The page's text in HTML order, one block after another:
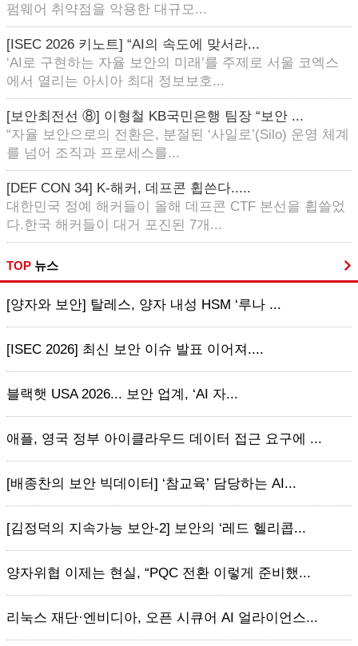
펌웨어 취약점을 악용한 대규모...
[ISEC 2026 키노트] “AI의 속도에 맞서라...
‘AI로 구현하는 자율 보안의 미래’를 주제로 서울 코엑스
에서 열리는 아시아 최대 정보보호...
[보안최전선 ⑧] 이형철 KB국민은행 팀장 “보안 ...
“자율 보안으로의 전환은, 분절된 ‘사일로’(Silo) 운영 체계
를 넘어 조직과 프로세스를...
[DEF CON 34] K-해커, 데프콘 휩쓴다.....
대한민국 정예 해커들이 올해 데프콘 CTF 본선을 휩쓸었
다.한국 해커들이 대거 포진된 7개...
TOP 뉴스
[양자와 보안] 탈레스, 양자 내성 HSM ‘루나 ...
[ISEC 2026] 최신 보안 이슈 발표 이어져....
블랙햇 USA 2026... 보안 업계, ‘AI 자...
애플, 영국 정부 아이클라우드 데이터 접근 요구에 ...
[배종찬의 보안 빅데이터] ‘참교육’ 담당하는 AI...
[김정덕의 지속가능 보안-2] 보안의 ‘레드 헬리콥...
양자위협 이제는 현실, “PQC 전환 이렇게 준비했...
리눅스 재단·엔비디아, 오픈 시큐어 AI 얼라이언스...